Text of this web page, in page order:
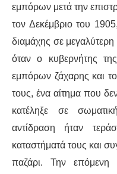
εμπόρων μετά την
τον Δεκέμβριο του
διαμάχης σε μεγαλύτερη
όταν ο κυβερνήτης
εμπόρων ζάχαρης και
τους, ένα αίτημα που
κατέληξε σε
αντίδραση ήταν
καταστήματά τους και
παζάρι. Την επόμενη